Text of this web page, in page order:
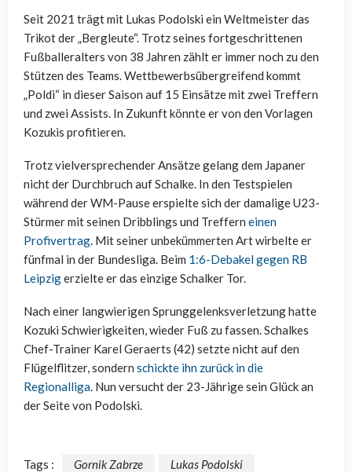
Seit 2021 trägt mit Lukas Podolski ein Weltmeister das
Trikot der „Bergleute“. Trotz seines fortgeschrittenen
Fußballeralters von 38 Jahren zählt er immer noch zu den
Stützen des Teams. Wettbewerbsübergreifend kommt
„Poldi“ in dieser Saison auf 15 Einsätze mit zwei Treffern
und zwei Assists. In Zukunft könnte er von den Vorlagen
Kozukis profitieren.
Trotz vielversprechender Ansätze gelang dem Japaner
nicht der Durchbruch auf Schalke. In den Testspielen
während der WM-Pause erspielte sich der damalige U23-
Stürmer mit seinen Dribblings und Treffern einen
Profivertrag. Mit seiner unbekümmerten Art wirbelte er
fünfmal in der Bundesliga. Beim 1:6-Debakel gegen RB
Leipzigerzielte er das einzige Schalker Tor.
Nach einer langwierigen Sprunggelenksverletzung hatte
Kozuki Schwierigkeiten, wieder Fuß zu fassen. Schalkes
Chef-Trainer Karel Geraerts (42) setzte nicht auf den
Flügelflitzer, sondern schickte ihn zurück in die
Regionalliga. Nun versucht der 23-Jährige sein Glück an
der Seite von Podolski.
Tags : Gornik Zabrze
Lukas Podolski